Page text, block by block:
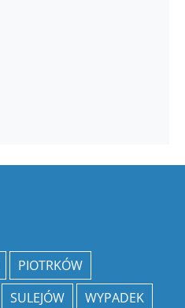
PIOTRKÓW
SULEJÓW
WYPADEK